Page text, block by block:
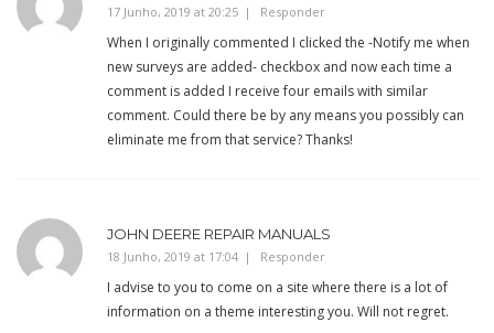
17 Junho, 2019 at 20:25 Responder
When I originally commented I clicked the -Notify me when
new surveys are added- checkbox and now each time a
comment is added I receive four emails with similar
comment. Could there be by any means you possibly can
eliminate me from that service? Thanks!
JOHN DEERE REPAIR MANUALS
18 Junho, 2019 at 17:04 Responder
I advise to you to come on a site where there is a lot of
information on a theme interesting you. Will not regret.